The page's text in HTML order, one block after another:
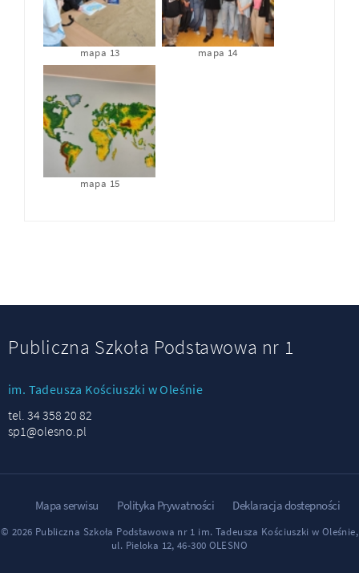
mapa 13 mapa 14
mapa 15
Publiczna Szkoła Podstawowa nr 1
im. Tadeusza Kościuszki w Oleśnie
tel. 34 358 20 82
sp1@olesno.pl
Mapa serwisu Polityka Prywatności Deklaracja dostepności
© 2026 Publiczna Szkoła Podstawowa nr 1 im. Tadeusza Kościuszki w Oleśnie,
ul. Pieloka 12, 46-300 OLESNO